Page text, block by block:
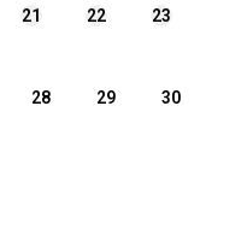
21 22 23
28 29 30